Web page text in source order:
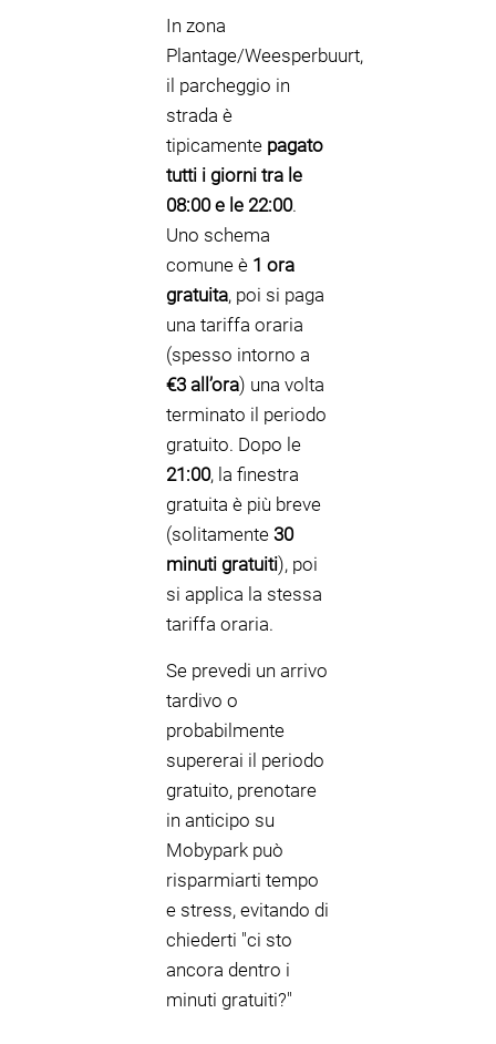
In zona
Plantage/Weesperbuurt,
il parcheggio in
strada è
tipicamente pagato
tutti i giorni tra le
08:00 e le 22:00.
Uno schema
comune è 1 ora
gratuita, poi si paga
una tariffa oraria
(spesso intorno a
€3 all’ora) una volta
terminato il periodo
gratuito. Dopo le
21:00, la finestra
gratuita è più breve
(solitamente 30
minuti gratuiti), poi
si applica la stessa
tariffa oraria.
Se prevedi un arrivo
tardivo o
probabilmente
supererai il periodo
gratuito, prenotare
in anticipo su
Mobypark può
risparmiarti tempo
e stress, evitando di
chiederti "ci sto
ancora dentro i
minuti gratuiti?"